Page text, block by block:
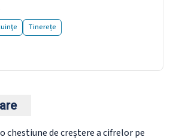
Tinerețe
chestiune de creștere a cifrelor pe